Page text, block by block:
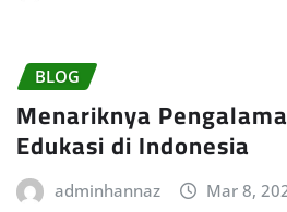
BLOG
Menariknya
Edukasi di Indonesia
adminhannaz Mar 8,